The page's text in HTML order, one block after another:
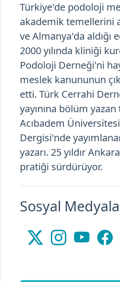
Türkiye'de podoloji
akademik temellerini
ve Almanya'da aldığı
2000 yılında kliniği
Podoloji Derneği'ni
meslek kanununun
etti. Türk Cerrahi
yayınına bölüm
Acıbadem
Dergisi'nde
yazarı. 25 yıldır
pratiği sürdürüyor.
Sosyal